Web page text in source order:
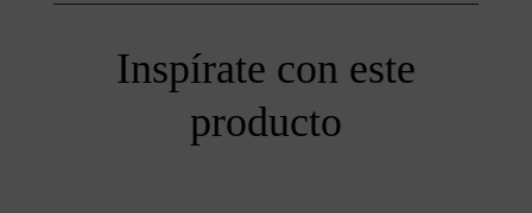
Inspírate con este
producto